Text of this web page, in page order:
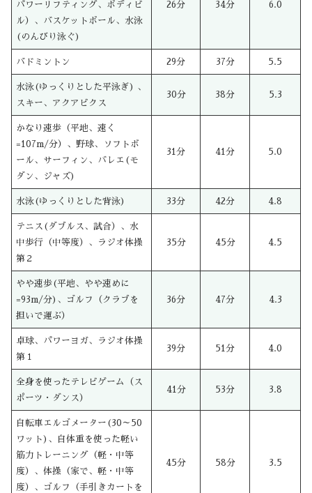
パワーリフティング、ボディビ
ル）、バスケットボール、水泳
(のんびり泳ぐ)
26分 34分 6.0
バドミントン 29分 37分 5.5
水泳(ゆっくりとした平泳ぎ) 、
スキー、アクアビクス
30分 38分 5.3
かなり速歩（平地、速く
=107m/分）、野球、ソフトボ
ール、サーフィン、バレエ(モ
ダン、ジャズ)
31分 41分 5.0
水泳(ゆっくりとした背泳) 33分 42分 4.8
テニス(ダブルス、試合）、水
中歩行（中等度）、ラジオ体操
第２
35分 45分 4.5
やや速歩(平地、やや速めに
=93m/分)、ゴルフ（クラブを
担いで運ぶ）
36分 47分 4.3
卓球、パワーヨガ、ラジオ体操
第１
39分 51分 4.0
全身を使ったテレビゲーム（ス
ポーツ・ダンス）
41分 53分 3.8
自転車エルゴメーター(30～50
ワット)、自体重を使った軽い
筋力トレーニング（軽・中等
度）、体操（家で、軽・中等
度）、ゴルフ（手引きカートを
45分 58分 3.5